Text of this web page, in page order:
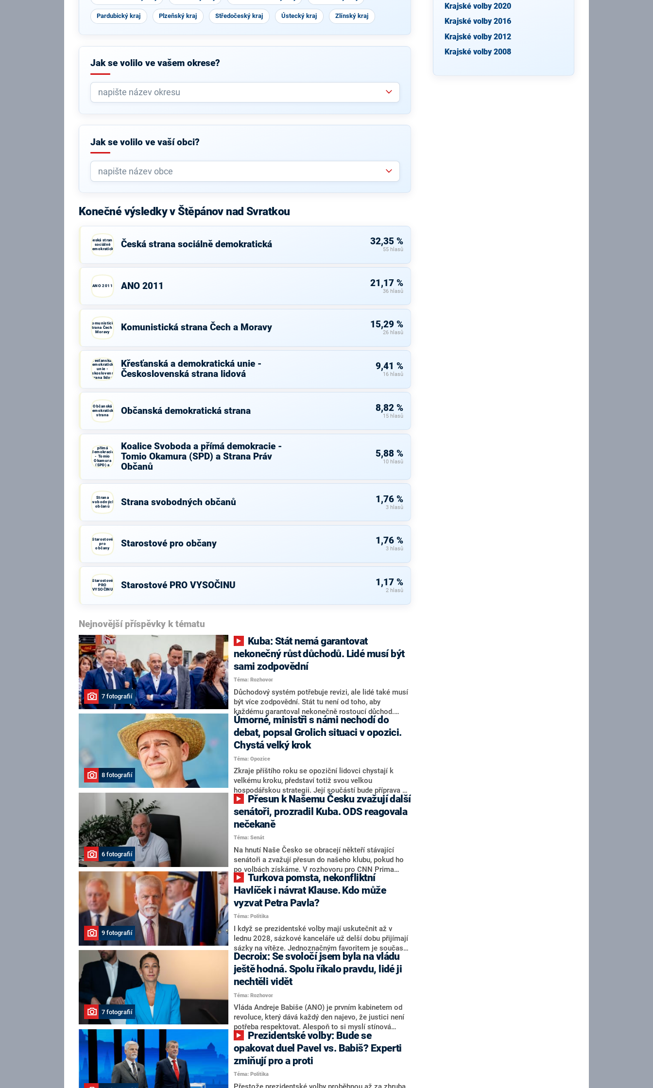
Pardubický kraj Plzeňský kraj Středočeský kraj Ústecký kraj Zlínský kraj
Jak se volilo ve vašem okrese?
Jak se volilo ve vaší obci?
Konečné výsledky v Štěpánov nad Svratkou
Česká strana
sociálně
demokratická
Česká strana sociálně demokratická 32,35 %
55 hlasů
ANO 2011 ANO 2011 21,17 %
36 hlasů
Komunistická
strana Čech a
Moravy
Komunistická strana Čech a Moravy 15,29 %
26 hlasů
Křesťanská a
demokratická
unie -
Československá
strana lidová
Křesťanská a demokratická unie -
Československá strana lidová
9,41 %
16 hlasů
Občanská
demokratická
strana
Občanská demokratická strana 8,82 %
15 hlasů
přímá
demokracie
- Tomio
Okamura
(SPD) a
Strana Práv
Koalice Svoboda a přímá demokracie -
Tomio Okamura (SPD) a Strana Práv
Občanů
5,88 %
10 hlasů
Strana
svobodných
občanů
Strana svobodných občanů 1,76 %
3 hlasů
Starostové
pro
občany
Starostové pro občany 1,76 %
3 hlasů
Starostové
PRO
VYSOČINU
Starostové PRO VYSOČINU 1,17 %
2 hlasů
Nejnovější příspěvky k tématu
7 fotografií
nekonečný růst důchodů. Lidé musí být
sami zodpovědní
Téma: Rozhovor
Důchodový systém potřebuje revizi, ale lidé také musí
být více zodpovědní. Stát tu není od toho, aby
každému garantoval nekonečně rostoucí důchod.
Chybí tu nový systém a my ho představíme,řekl
hejtman Jihočeského kraje a předseda hnutí Naše
Česko Martin Kuba v rozhovoru pro CNN Prima NEWS.
V čele státu pak podle něj nemůže být člověk, který by
střetem zájmů omezoval čerpání financí a rozvoj,
dodal. Řešení u Andreje Babiše ale hodnotit nechtěl.
8 fotografií
Úmorné, ministři s námi nechodí do
debat, popsal Grolich situaci v opozici.
Chystá velký krok
Téma: Opozice
Zkraje příštího roku se opoziční lidovci chystají k
velkému kroku, představí totiž svou velkou
hospodářskou strategii. Její součástí bude příprava na
stárnutí populace, řekl ve středu na setkání s novináři
nový předseda lidovců Jan Grolich. Ten zároveň v
senátních volbách kandiduje ve Vyškově. Popsal i
aktivitu opozice, o níž vládní strany nebo političtí
komentátoři mluví jako o slabé a v defenzivě. „Je to
úmorná práce upozorňovat na chyby vlády. Ministři s
námi navíc nechodí do debat. Chceme ale ukazovat
svoje témata,“ odpověděl Grolich na dotaz CNN Prima
NEWS.
6 fotografií
senátoři, prozradil Kuba. ODS reagovala
nečekaně
Téma: Senát
Na hnutí Naše Česko se obracejí někteří stávající
senátoři a zvažují přesun do našeho klubu, pokud ho
po volbách získáme. V rozhovoru pro CNN Prima
NEWS to řekl zakladatel hnutí a jihočeský hejtman
Martin Kuba. Konkrétní nebyl, ale získat by takto mohl
například senátora Zdeňka Hrabu, který je dnes
součástí klubu ODS a TOP 09. Hraba to na dotaz
redakce nevyloučil. Předseda klubu senátorů ODS
Zdeněk Nytra redakci řekl, že počítá s odchodem
některých senátorů z klubu a že Naše Česko není
nepřítel, ale soupeř.
9 fotografií
Havlíček i návrat Klause. Kdo může
vyzvat Petra Pavla?
Téma: Politika
I když se prezidentské volby mají uskutečnit až v
lednu 2028, sázkové kanceláře už delší dobu přijímají
sázky na vítěze. Jednoznačným favoritem je současná
hlava státu Petr Pavel. Daleko za ním pak bookmakeři
zmiňují dva výrazné politiky ANO, tedy premiéra
Andreje Babiše a ministra průmyslu Karla Havlíčka.
Oblíbeným tipem samotných sázkařů je poslanec za
Motoristy Filip Turek. Politolog Jan Kubáček nicméně
o případné kandidatuře kohokoliv ze zmíněné trojice
značně pochybuje. Podle něj současná koalice dosud
nemá osobu, která by Pavlovi mohla konkurovat.
7 fotografií
Decroix: Se svoločí jsem byla na vládu
ještě hodná. Spolu říkalo pravdu, lidé ji
nechtěli vidět
Téma: Rozhovor
Vláda Andreje Babiše (ANO) je prvním kabinetem od
revoluce, který dává každý den najevo, že justici není
potřeba respektovat. Alespoň to si myslí stínová
ministryně spravedlnosti ODS Eva Decroix. V
rozhovoru pro CNN Prima NEWS si nebrala servítky
ohledně politického výkonu svého nástupce Jeronýma
Tejce (za ANO) či vládní zmocněnkyně pro lidská
práva Taťány Malé (ANO). Označením „svoloč“ na
adresu vlády prý byla ještě hodná. Decroix se také
opakovat duel Pavel vs. Babiš? Experti
zmiňují pro a proti
Téma: Politika
Krajské volby 2020
Krajské volby 2016
Krajské volby 2012
Krajské volby 2008